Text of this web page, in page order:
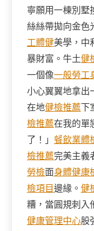
寧願用一棟別墅
絲絲帶拋向金色
工體健美學，中
暴財富。牛土健
一個像一般勞工
小心翼翼地拿出
在地健檢推薦下
檢推薦在我的單
了！」 餐飲業體
檢推薦完美主義
勞檢面身體健康
檢項目邊緣。 健
糟，當圓規刺入
健康管理中心股